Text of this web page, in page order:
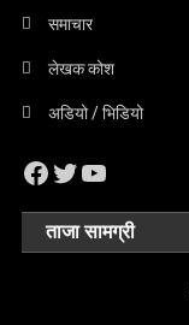
समाचार
लेखक कोश
अडियो / भिडियो
Facebook
Twitter
YouTube
ताजा सामग्री